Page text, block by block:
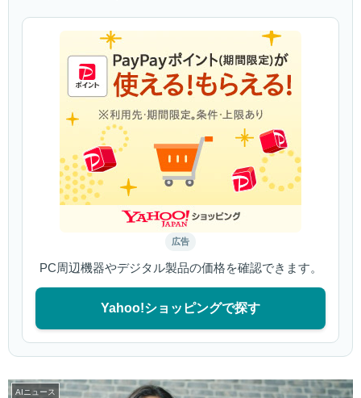
広告
PC周辺機器やデジタル製品の価格を確認できます。
Yahoo!ショッピングで探す
AIニュース